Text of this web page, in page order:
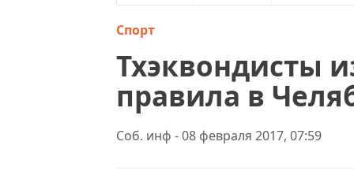
Спорт
Тхэквондисты
правила в
Соб. инф - 08 февраля 2017, 07:59